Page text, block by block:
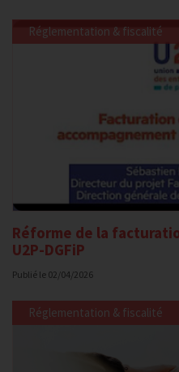
Réforme de la
U2P-DGFiP
Publié le 02/04/2026
Réglementation & fiscalité
Réglementation & fiscalité